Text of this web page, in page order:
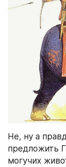
Не, ну а
предложить
могучих